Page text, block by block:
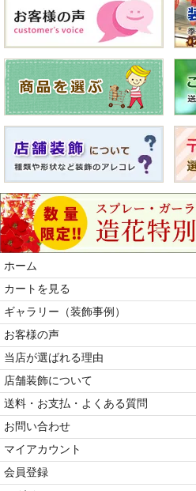
ホーム
カートを見る
ギャラリー（装飾事例）
お客様の声
当店が選ばれる理由
店舗装飾について
送料・お支払・よくある質問
お問い合わせ
マイアカウント
会員登録